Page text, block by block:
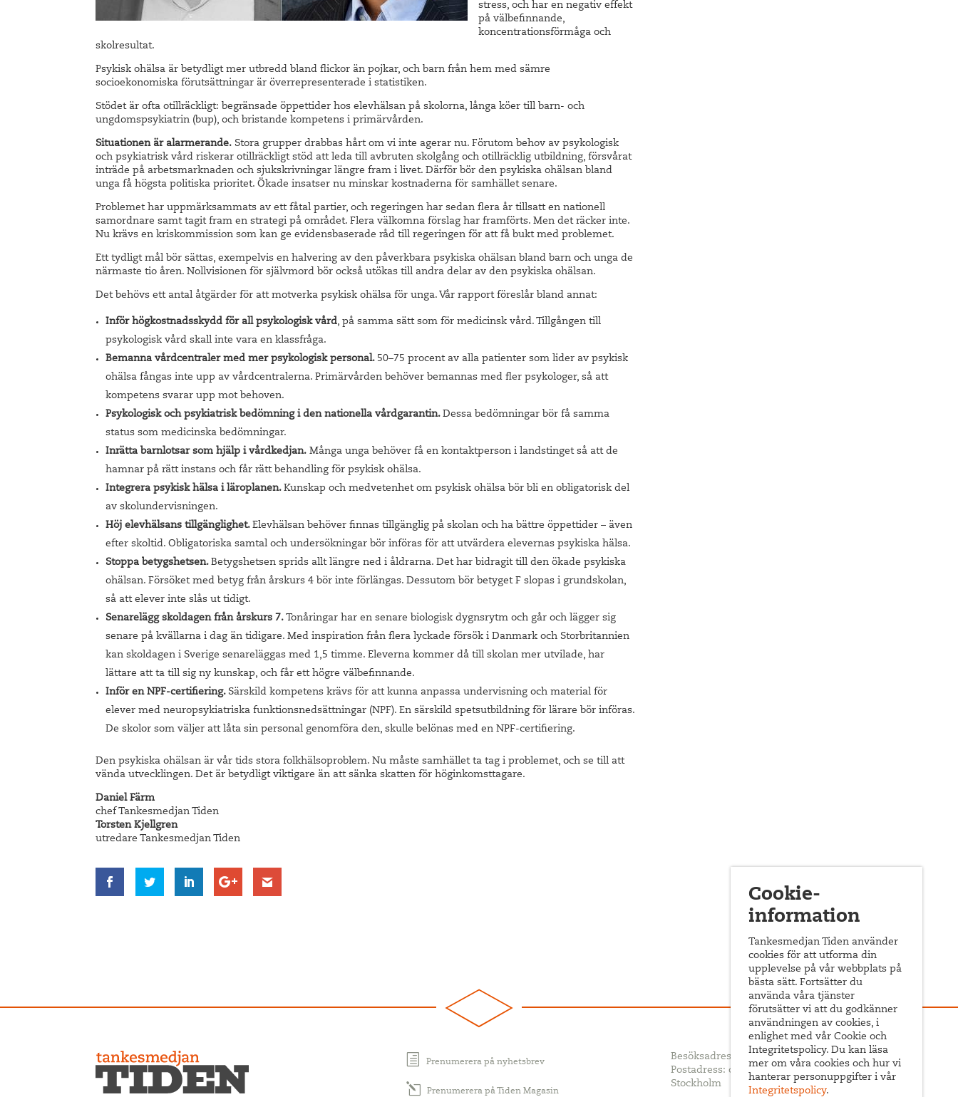
stress, och har en negativ effekt
på välbefinnande,
koncentrationsförmåga och
skolresultat.
Psykisk ohälsa är betydligt mer utbredd bland flickor än pojkar, och barn från hem med sämre
socioekonomiska förutsättningar är överrepresenterade i statistiken.
Stödet är ofta otillräckligt: begränsade öppettider hos elevhälsan på skolorna, långa köer till barn- och
ungdomspsykiatrin (bup), och bristande kompetens i primärvården.
Situationen är alarmerande. Stora grupper drabbas hårt om vi inte agerar nu. Förutom behov av psykologisk
och psykiatrisk vård riskerar otillräckligt stöd att leda till avbruten skolgång och otillräcklig utbildning, försvårat
inträde på arbetsmarknaden och sjukskrivningar längre fram i livet. Därför bör den psykiska ohälsan bland
unga få högsta politiska prioritet. Ökade insatser nu minskar kostnaderna för samhället senare.
Problemet har uppmärksammats av ett fåtal partier, och regeringen har sedan flera år tillsatt en nationell
samordnare samt tagit fram en strategi på området. Flera välkomna förslag har framförts. Men det räcker inte.
Nu krävs en kriskommission som kan ge evidensbaserade råd till regeringen för att få bukt med problemet.
Ett tydligt mål bör sättas, exempelvis en halvering av den påverkbara psykiska ohälsan bland barn och unga de
närmaste tio åren. Nollvisionen för självmord bör också utökas till andra delar av den psykiska ohälsan.
Det behövs ett antal åtgärder för att motverka psykisk ohälsa för unga. Vår rapport föreslår bland annat:
Inför högkostnadsskydd för all psykologisk vård, på samma sätt som för medicinsk vård. Tillgången till
psykologisk vård skall inte vara en klassfråga.
Bemanna vårdcentraler med mer psykologisk personal. 50–75 procent av alla patienter som lider av psykisk
ohälsa fångas inte upp av vårdcentralerna. Primärvården behöver bemannas med fler psykologer, så att
kompetens svarar upp mot behoven.
Psykologisk och psykiatrisk bedömning i den nationella vårdgarantin.Dessa bedömningar bör få samma
status som medicinska bedömningar.
Inrätta barnlotsar som hjälp i vårdkedjan. Många unga behöver få en kontaktperson i landstinget så att de
hamnar på rätt instans och får rätt behandling för psykisk ohälsa.
Integrera psykisk hälsa i läroplanen.Kunskap och medvetenhet om psykisk ohälsa bör bli en obligatorisk del
av skolundervisningen.
Höj elevhälsans tillgänglighet.Elevhälsan behöver finnas tillgänglig på skolan och ha bättre öppettider – även
efter skoltid. Obligatoriska samtal och undersökningar bör införas för att utvärdera elevernas psykiska hälsa.
Stoppa betygshetsen.Betygshetsen sprids allt längre ned i åldrarna. Det har bidragit till den ökade psykiska
ohälsan. Försöket med betyg från årskurs 4 bör inte förlängas. Dessutom bör betyget F slopas i grundskolan,
så att elever inte slås ut tidigt.
Senarelägg skoldagen från årskurs 7. Tonåringar har en senare biologisk dygnsrytm och går och lägger sig
senare på kvällarna i dag än tidigare. Med inspiration från flera lyckade försök i Danmark och Storbritannien
kan skoldagen i Sverige senareläggas med 1,5 timme. Eleverna kommer då till skolan mer utvilade, har
lättare att ta till sig ny kunskap, och får ett högre välbefinnande.
Inför en NPF-certifiering. Särskild kompetens krävs för att kunna anpassa undervisning och material för
elever med neuropsykiatriska funktionsnedsättningar (NPF). En särskild spetsutbildning för lärare bör införas.
De skolor som väljer att låta sin personal genomföra den, skulle belönas med en NPF-certifiering.
Den psykiska ohälsan är vår tids stora folkhälsoproblem. Nu måste samhället ta tag i problemet, och se till att
vända utvecklingen. Det är betydligt viktigare än att sänka skatten för höginkomsttagare.
Daniel Färm
chef Tankesmedjan Tiden
Torsten Kjellgren
utredare Tankesmedjan Tiden
Prenumerera på nyhetsbrev
Prenumerera på Tiden Magasin
Besöksadress: Sveavägen 68
Postadress: c/o ABF Box 522, 101 30
Stockholm
Cookie-
information
Tankesmedjan Tiden använder
cookies för att utforma din
upplevelse på vår webbplats på
bästa sätt. Fortsätter du
använda våra tjänster
förutsätter vi att du godkänner
användningen av cookies, i
enlighet med vår Cookie och
Integritetspolicy. Du kan läsa
mer om våra cookies och hur vi
hanterar personuppgifter i vår
Integritetspolicy.